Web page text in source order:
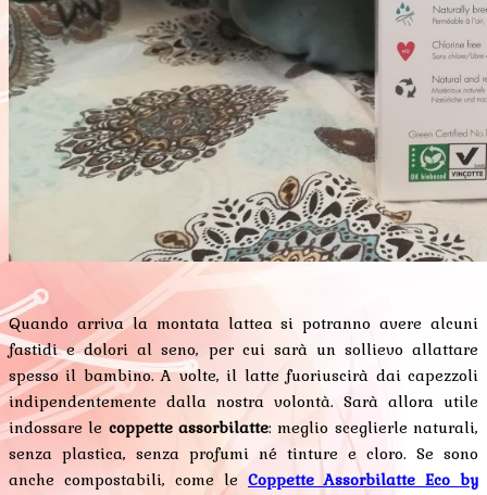
Quando arriva la montata lattea si potranno avere alcuni
fastidi e dolori al seno, per cui sarà un sollievo allattare
spesso il bambino. A volte, il latte fuoriuscirà dai capezzoli
indipendentemente dalla nostra volontà. Sarà allora utile
indossare le coppette assorbilatte: meglio sceglierle naturali,
senza plastica, senza profumi né tinture e cloro. Se sono
anche compostabili, come le Coppette Assorbilatte Eco by